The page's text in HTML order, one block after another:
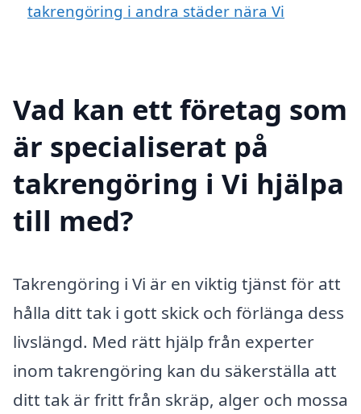
takrengöring i andra städer nära Vi
Vad kan ett företag som
är specialiserat på
takrengöring i Vi hjälpa
till med?
Takrengöring i Vi är en viktig tjänst för att
hålla ditt tak i gott skick och förlänga dess
livslängd. Med rätt hjälp från experter
inom takrengöring kan du säkerställa att
ditt tak är fritt från skräp, alger och mossa